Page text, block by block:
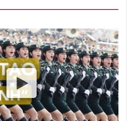
Giáo Không Tôn Giáo
Ăn Và Mạnh Khoẻ
Giả